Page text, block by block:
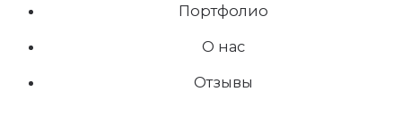
Портфолио
О нас
Отзывы